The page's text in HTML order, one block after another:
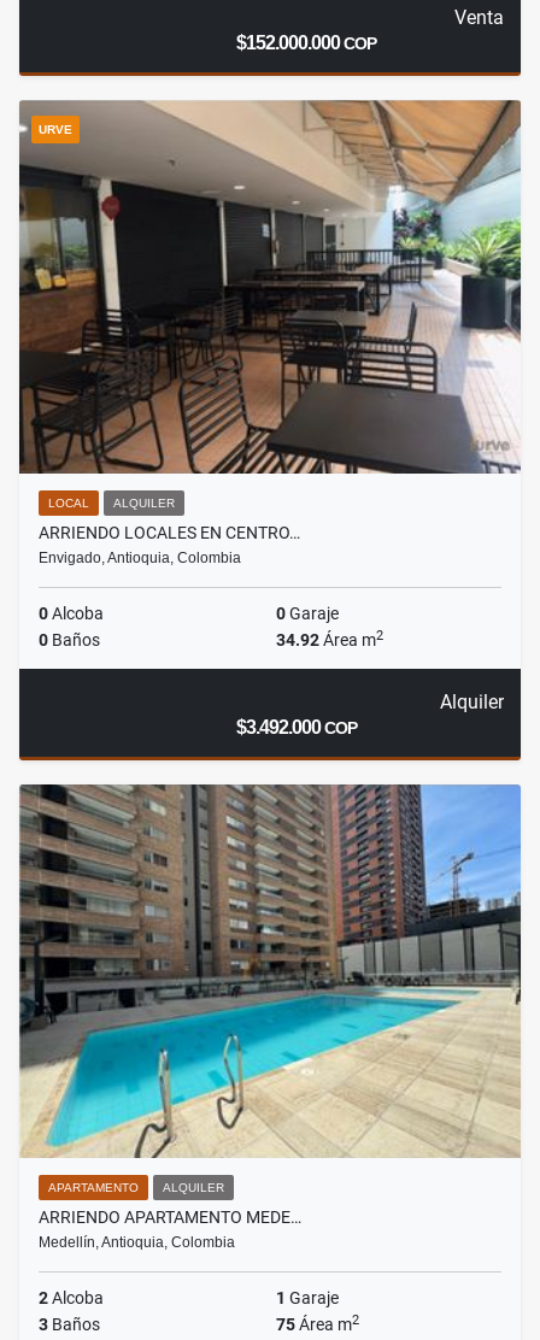
Venta
$152.000.000COP
URVE
LOCAL ALQUILER
ARRIENDO LOCALES EN CENTRO…
Envigado, Antioquia, Colombia
0Alcoba 0Garaje
0 Baños 34.92Área m2
Alquiler
$3.492.000COP
APARTAMENTO ALQUILER
ARRIENDO APARTAMENTO MEDE…
Medellín, Antioquia, Colombia
2Alcoba 1 Garaje
3 Baños 75Área m2